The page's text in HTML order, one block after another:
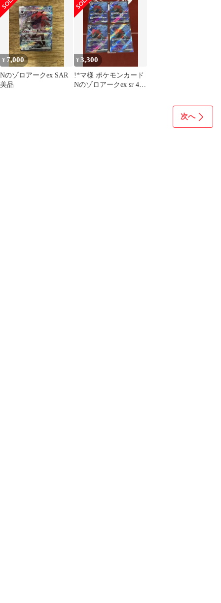
ーズ
¥ 7,000
Nのゾロアークex SAR
美品
¥3,300
!*マ様 ポケモンカード
Nのゾロアークex sr 4枚
次へ